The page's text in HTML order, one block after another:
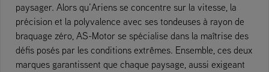
paysager. Alors qu’Ariens se concentre sur la vitesse, la
précision et la polyvalence avec ses tondeuses à rayon de
braquage zéro, AS-Motor se spécialise dans la maîtrise des
défis posés par les conditions extrêmes. Ensemble, ces deux
marques garantissent que chaque paysage, aussi exigeant